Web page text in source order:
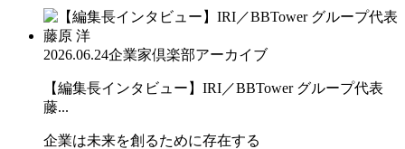
2026.06.24企業家倶楽部アーカイブ
【編集長インタビュー】IRI／BBTower グループ代表
藤...
企業は未来を創るために存在する